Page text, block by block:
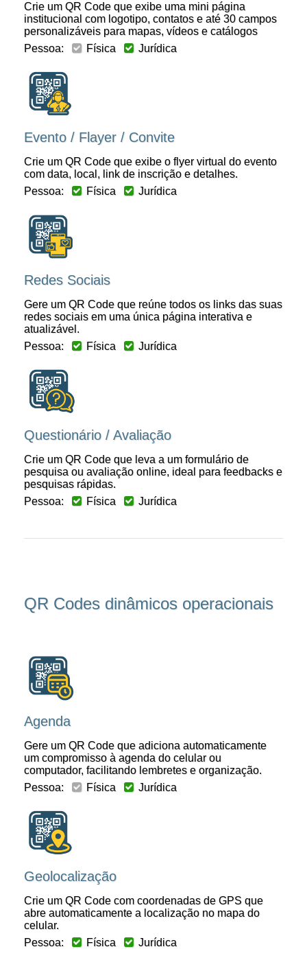
Crie um QR Code que exibe uma mini página
institucional com logotipo, contatos e até 30 campos
personalizáveis para mapas, vídeos e catálogos
Pessoa:
Física Jurídica
Evento / Flayer / Convite
Crie um QR Code que exibe o flyer virtual do evento
com data, local, link de inscrição e detalhes.
Pessoa:
Física Jurídica
Redes Sociais
Gere um QR Code que reúne todos os links das suas
redes sociais em uma única página interativa e
atualizável.
Pessoa:
Física Jurídica
Questionário / Avaliação
Crie um QR Code que leva a um formulário de
pesquisa ou avaliação online, ideal para feedbacks e
pesquisas rápidas.
Pessoa:
Física Jurídica
QR Codes dinâmicos operacionais
Agenda
Gere um QR Code que adiciona automaticamente
um compromisso à agenda do celular ou
computador, facilitando lembretes e organização.
Pessoa:
Física Jurídica
Geolocalização
Crie um QR Code com coordenadas de GPS que
abre automaticamente a localização no mapa do
celular.
Pessoa:
Física Jurídica